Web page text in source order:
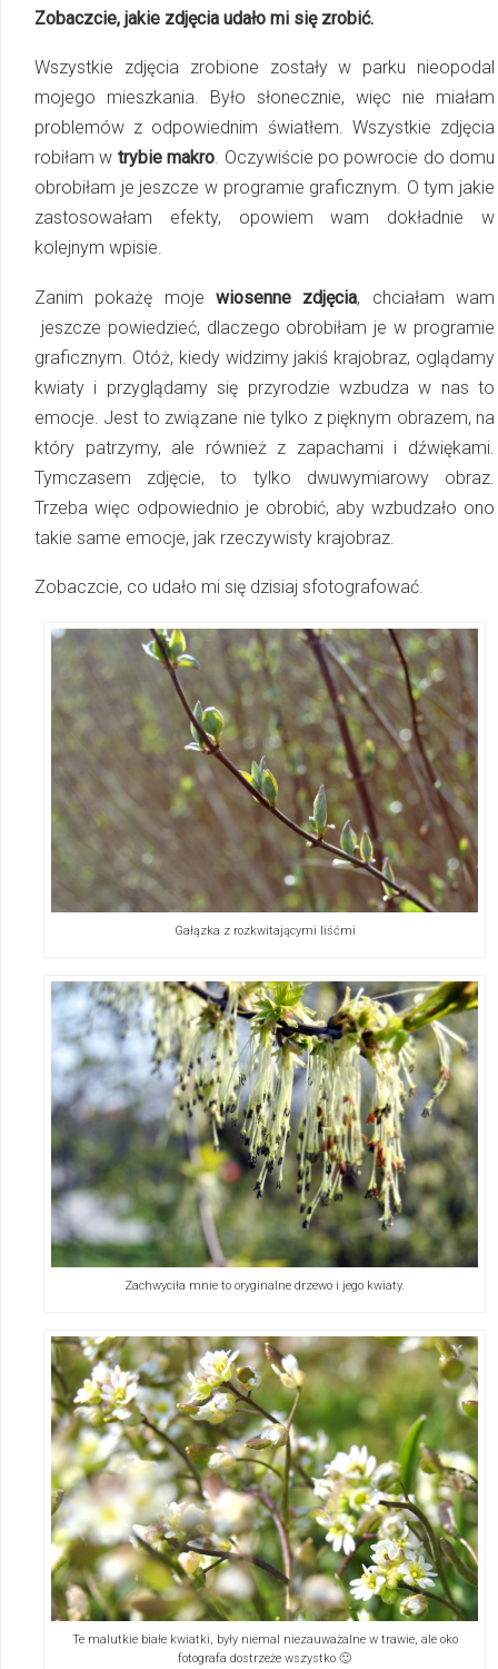
Zobaczcie, jakie zdjęcia udało mi się zrobić.
Wszystkie zdjęcia zrobione zostały w parku nieopodal
mojego mieszkania. Było słonecznie, więc nie miałam
problemów z od­po­wied­nim światłem. Wszystkie zdjęcia
robiłam w trybie makro. Oczywiście po powrocie do domu
obrobiłam je jeszcze w programie graficznym. O tym jakie
zastosowałam efekty, opowiem wam dokładnie w
kolejnym wpisie.
Zanim pokażę moje wiosenne zdjęcia, chciałam wam
jeszcze po­wie­dzieć, dlaczego obrobiłam je w programie
graficznym. Otóż, kiedy widzimy jakiś krajobraz, oglądamy
kwiaty i przyglądamy się przy­ro­dzie wzbudza w nas to
emocje. Jest to związane nie tylko z pięknym obrazem, na
który patrzymy, ale również z zapachami i dźwiękami.
Tymczasem zdjęcie, to tylko dwuwymiarowy obraz.
Trzeba więc odpowiednio je obrobić, aby wzbudzało ono
takie same emocje, jak rzeczywisty krajobraz.
Zobaczcie, co udało mi się dzisiaj sfotografować.
Gałązka z rozkwitającymi liśćmi
Zachwyciła mnie to oryginalne drzewo i jego kwiaty.
Te malutkie białe kwiatki, były niemal niezauważalne w trawie, ale oko
fotografa dostrzeże wszystko 🙂